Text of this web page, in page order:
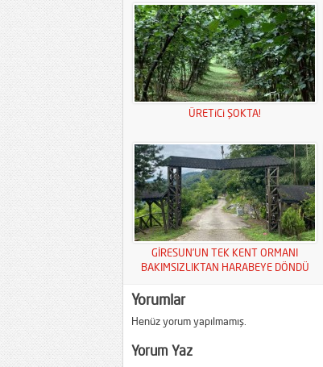
ÜRETiCi ŞOKTA!
GİRESUN’UN TEK KENT ORMANI
BAKIMSIZLIKTAN HARABEYE DÖNDÜ
Yorumlar
Henüz yorum yapılmamış.
Yorum Yaz